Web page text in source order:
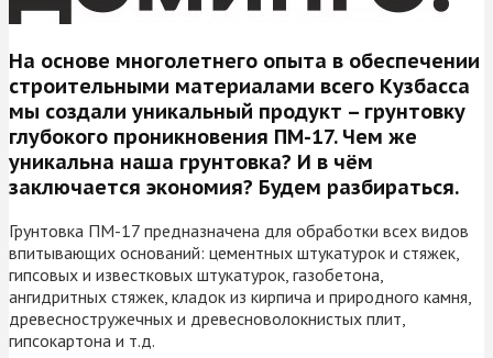
На основе многолетнего опыта в обеспечении
строительными материалами всего Кузбасса
мы создали уникальный продукт – грунтовку
глубокого проникновения ПМ-17. Чем же
уникальна наша грунтовка? И в чём
заключается экономия? Будем разбираться.
Грунтовка ПМ-17 предназначена для обработки всех видов
впитывающих оснований: цементных штукатурок и стяжек,
гипсовых и известковых штукатурок, газобетона,
ангидритных стяжек, кладок из кирпича и природного камня,
древесностружечных и древесноволокнистых плит,
гипсокартона и т.д.